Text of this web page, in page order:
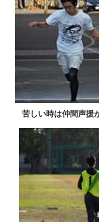
苦しい時は仲間声援